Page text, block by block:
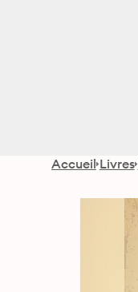
Accueil Livres